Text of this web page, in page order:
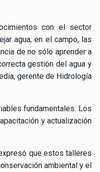
con el sector
agua, en el campo, las
de no sólo aprender a
gestión del agua y
gerente de Hidrología
fundamentales: Los
y actualización
que estos talleres
ambiental y el